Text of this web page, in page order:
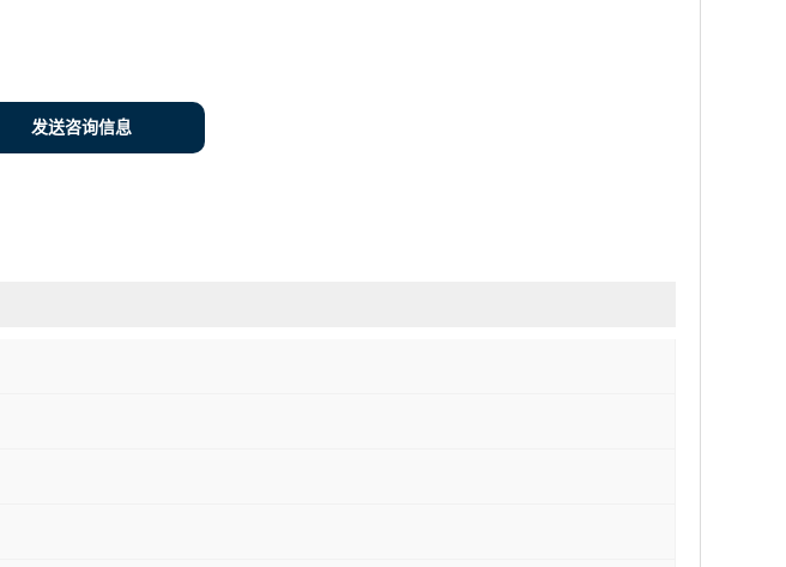
发送咨询信息